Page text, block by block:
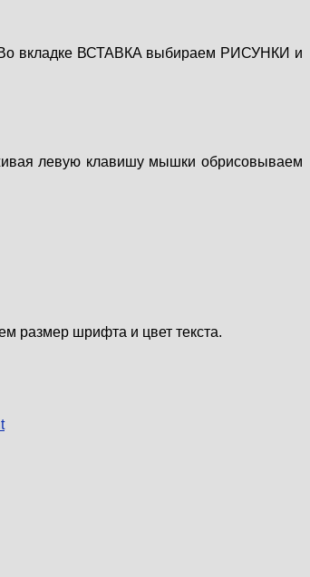
вкладке ВСТАВКА выбираем РИСУНКИ и
левую клавишу мышки обрисовываем
размер шрифта и цвет текста.